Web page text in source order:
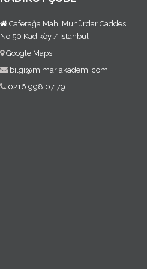
Caferağa Mah. Mühürdar Caddesi
No:50 Kadıköy / İstanbul
Google Maps
bilgi@mimariakademi.com
0216 998 07 79